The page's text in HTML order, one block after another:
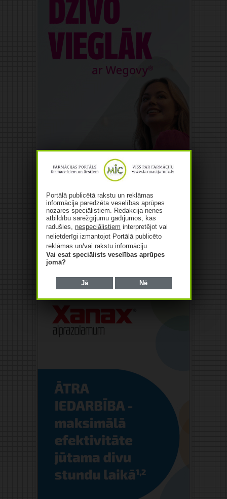
Portālā publicētā rakstu un reklāmas
informācija paredzēta veselības aprūpes
nozares speciālistiem. Redakcija nenes
atbildību sarežģījumu gadījumos, kas
radušies, nespeciālistiem interpretējot vai
nelietderīgi izmantojot Portālā publicēto
reklāmas un/vai rakstu informāciju.
Vai esat speciālists veselības aprūpes
jomā?
Jā Nē